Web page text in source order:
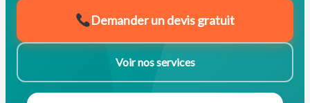
Demander un devis gratuit
Voir nos services